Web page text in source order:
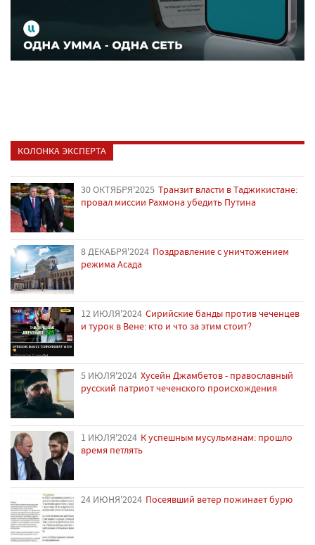
КОЛОНКА ЭКСПЕРТА
30 ОКТЯБРЯ'2025 Транзит власти в Таджикистане:
провал миссии Рахмона убедить Путина
8 ДЕКАБРЯ'2024 Поздравление с уничтожением
режима Асада
12 ИЮЛЯ'2024 Сирийские банды против чеченцев
и турок в Вене: кто и что за этим стоит?
5 ИЮЛЯ'2024 Хусейн Джамбетов - православный
русский патриот чеченского происхождения
1 ИЮЛЯ'2024 К успешным мусульманам: прошло
время петлять
24 ИЮНЯ'2024 Посеявший ветер пожинает бурю